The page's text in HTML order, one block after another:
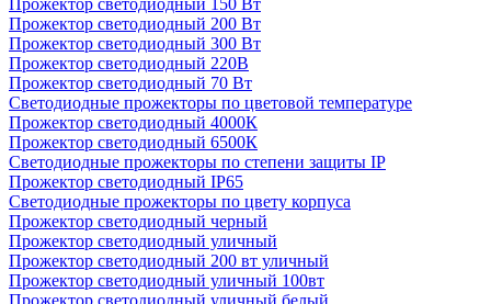
Прожектор светодиодный 150 Вт
Прожектор светодиодный 200 Вт
Прожектор светодиодный 300 Вт
Прожектор светодиодный 220В
Прожектор светодиодный 70 Вт
Светодиодные прожекторы по цветовой температуре
Прожектор светодиодный 4000К
Прожектор светодиодный 6500К
Светодиодные прожекторы по степени защиты IP
Прожектор светодиодный IP65
Светодиодные прожекторы по цвету корпуса
Прожектор светодиодный черный
Прожектор светодиодный уличный
Прожектор светодиодный 200 вт уличный
Прожектор светодиодный уличный 100вт
Прожектор светодиодный уличный белый